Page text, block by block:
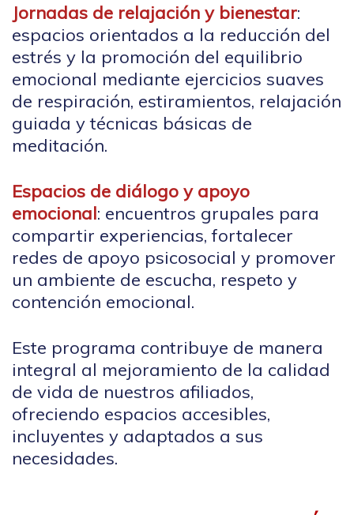
Jornadas de relajación y bienestar:
espacios orientados a la reducción del
estrés y la promoción del equilibrio
emocional mediante ejercicios suaves
de respiración, estiramientos, relajación
guiada y técnicas básicas de
meditación.
Espacios de diálogo y apoyo
emocional: encuentros grupales para
compartir experiencias, fortalecer
redes de apoyo psicosocial y promover
un ambiente de escucha, respeto y
contención emocional.
Este programa contribuye de manera
integral al mejoramiento de la calidad
de vida de nuestros afiliados,
ofreciendo espacios accesibles,
incluyentes y adaptados a sus
necesidades.